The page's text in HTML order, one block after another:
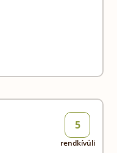
5
rendkívüli